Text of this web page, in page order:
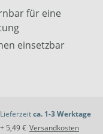
für eine
einsetzbar
Lieferzeitca. 1-3 Werktage
+ 5,49 € Versandkosten